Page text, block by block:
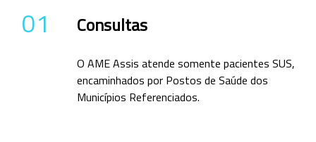
01 Consultas
O AME Assis atende somente pacientes SUS,
encaminhados por Postos de Saúde dos
Municípios Referenciados.